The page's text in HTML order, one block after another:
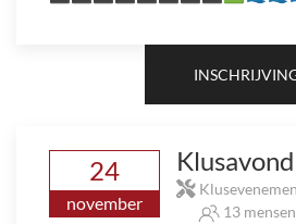
24
november
Klusavond
13